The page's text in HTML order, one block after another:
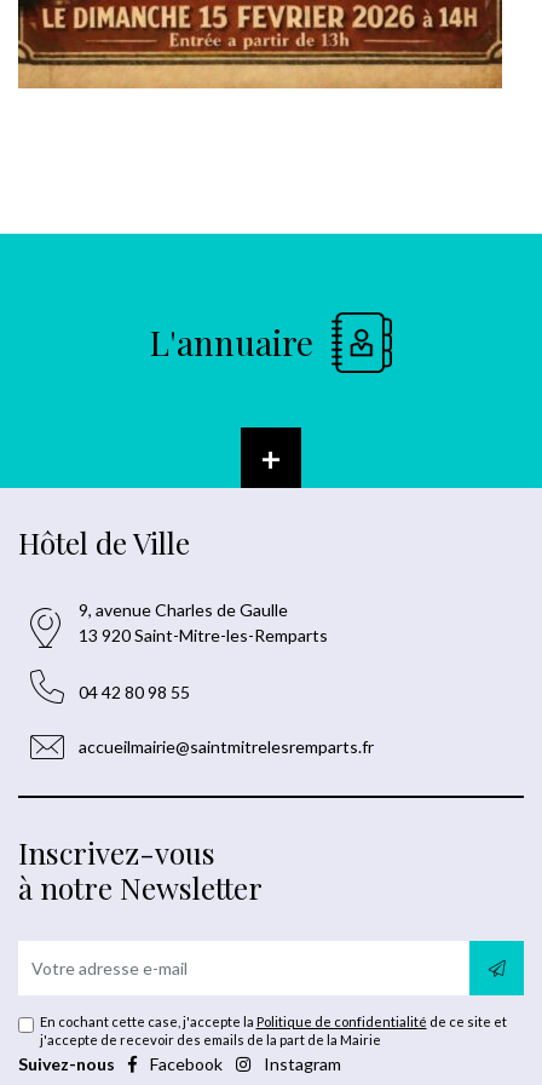
L'annuaire
+
Hôtel de Ville
9, avenue Charles de Gaulle
13 920 Saint-Mitre-les-Remparts
04 42 80 98 55
accueilmairie@saintmitrelesremparts.fr
Inscrivez-vous
à notre Newsletter
En cochant cette case, j'accepte la Politique de confidentialité de ce site et
j'accepte de recevoir des emails de la part de la Mairie
Suivez-nous Facebook Instagram